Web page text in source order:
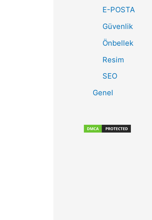
E-POSTA
Güvenlik
Önbellek
Resim
SEO
Genel